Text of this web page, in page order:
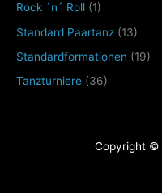
Rock ´n´ Roll (1)
Standard Paartanz (13)
Standardformationen (19)
Tanzturniere (36)
Copyright ©